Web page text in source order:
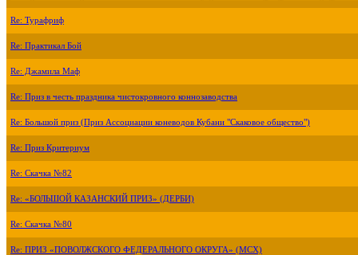
Re: Турафриф
Re: Практикал Бой
Re: Джамила Маф
Re: Приз в честь праздника чистокровного коннозаводства
Re: Большой приз (Приз Ассоциации коневодов Кубани "Скаковое общество")
Re: Приз Критериум
Re: Скачка №82
Re: «БОЛЬШОЙ КАЗАНСКИЙ ПРИЗ» (ДЕРБИ)
Re: Скачка №80
Re: ПРИЗ «ПОВОЛЖСКОГО ФЕДЕРАЛЬНОГО ОКРУГА» (МСХ)